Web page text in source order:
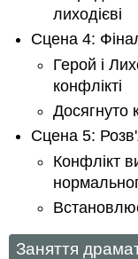
лиходієві
Сцена 4:
Герой і
конфлікті
Досягнуто
Сцена 5:
Конфлікт
Заняття